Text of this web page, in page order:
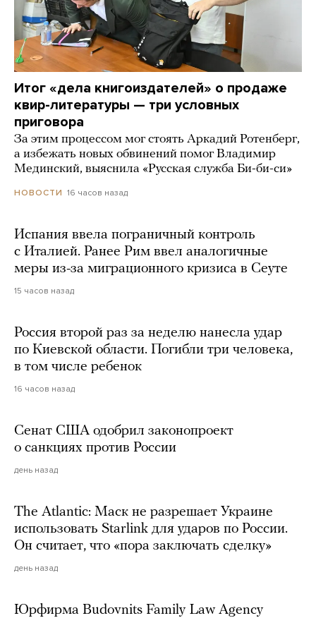
Итог «дела книгоиздателей» о продаже
квир-литературы — три условных
приговора
За этим процессом мог стоять Аркадий Ротенберг,
а избежать новых обвинений помог Владимир
Мединский, выяснила «Русская служба Би-би-си»
НОВОСТИ 16 часов назад
Испания ввела пограничный контроль
с Италией. Ранее Рим ввел аналогичные
меры из-за миграционного кризиса в Сеуте
15 часов назад
Россия второй раз за неделю нанесла удар
по Киевской области. Погибли три человека,
в том числе ребенок
16 часов назад
Сенат США одобрил законопроект
о санкциях против России
день назад
The Atlantic: Маск не разрешает Украине
использовать Starlink для ударов по России.
Он считает, что «пора заключать сделку»
день назад
Юрфирма Budovnits Family Law Agency